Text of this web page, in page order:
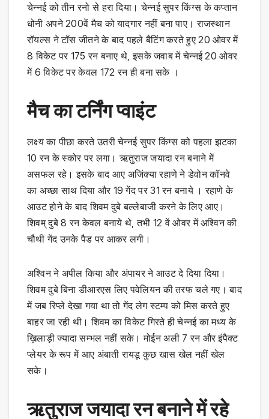
चेन्नई को तीन रनो से हरा दिया। चेन्नई सुपर किंग्स के कप्तान
धोनी अपने 200वें मैच को यादगार नहीं बना पाए। राजस्थान
रॉयल्स ने टॉस जीतने के बाद पहले बैटिंग करते हुए 20 ओवर में
8 विकेट पर 175 रन बनाए थे, इसके जवाब में चेन्नई 20 ओवर
में 6 विकेट पर केवल 172 रन ही बना सके ।
मैच का टर्निंग प्वाइंट
लक्ष्य का पीछा करते उतरी चेन्नई सुपर किंग्स को पहला झटका
10 रन के स्कोर पर लगा। ऋतुराज जयादा रन बनाने में
असफल रहे। इसके बाद आए अजिंक्या रहाणे ने डेवोन कॉनवे
का अच्छा साथ दिया और 19 गेंद पर 31 रन बनाये । रहाणे के
आउट होने के बाद शिवम दुबे बल्लेबाजी करने के लिए आए।
शिवम् दुबे 8 रन केवल बनाये थे, तभी 12 वें ओवर में अश्विन की
चौथी गेंद उनके पैड पर आकर लगी।
अश्विन ने अपील किया और अंपायर ने आउट दे दिया दिया।
शिवम दुबे बिना डीआरएस लिए पवेलियन की तरफ चले गए। बाद
में जब रिप्ले देखा गया था तो गेंद लेग स्टम्प को मिस करते हुए
बाहर जा रही थी। शिवम का विकेट गिरते ही चेन्नई का मध्य के
ख़िलाड़ी ज्यादा सम्भल नहीं सके। मोईन अली 7 रन और इंपैक्ट
प्लेयर के रूप में आए अंबाती रायडू कुछ खास खेल नहीं खेल
सके।
ऋतुराज जयादा रन बनाने में रहे